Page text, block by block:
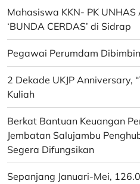
Mahasiswa KKN- PK
‘BUNDA CERDAS’ di Sidrap
Pegawai Perumdam
2 Dekade UKJP Anniversary,
Kuliah
Berkat Bantuan Keuangan
Jembatan Salujambu
Segera Difungsikan
Sepanjang Januari-Mei,